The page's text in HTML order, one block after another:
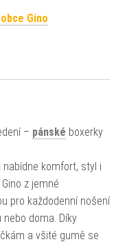
Gino
– pánské boxerky
nabídne komfort, styl i
z jemné
pro každodenní nošení
doma. Díky
a všité gumě se